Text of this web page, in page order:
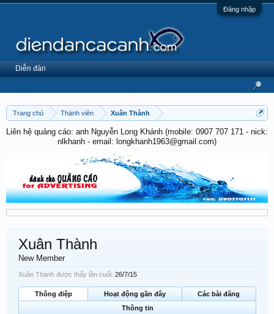
Đăng nhập
Trang chủ Thành viên Xuân Thành
Liên hệ quảng cáo: anh Nguyễn Long Khánh (mobile: 0907 707 171 - nick:
nlkhanh - email: longkhanh1963@gmail.com)
Xuân Thành
New Member
Xuân Thành được thấy lần cuối: 26/7/15
Thông điệp Hoạt động gần đây
Các bài đăng
Thông tin
Diễn đàn